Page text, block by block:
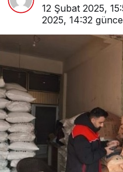
12 Şubat 2025,
2025, 14:32